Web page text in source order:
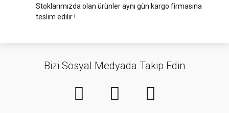
Stoklarımızda olan ürünler aynı gün kargo firmasına
teslim edilir !
Bizi Sosyal Medyada Takip Edin